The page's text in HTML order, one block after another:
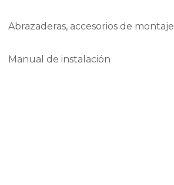
Abrazaderas, accesorios de montaje
Manual de instalación